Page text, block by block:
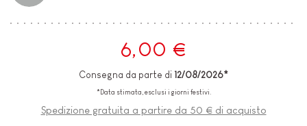
6,00 €
Consegna da parte di 12/08/2026*
*Data stimata, esclusi i giorni festivi.
Spedizione gratuita a partire da 50 € di acquisto